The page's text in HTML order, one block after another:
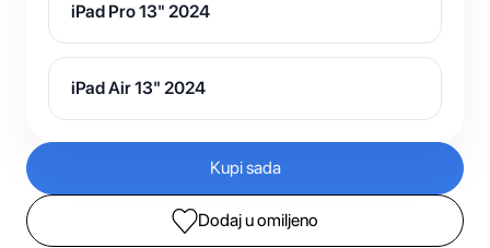
iPad Pro 13" 2024
iPad Air 13" 2024
Kupi sada
Dodaj u omiljeno